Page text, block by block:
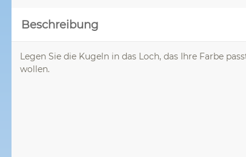
Beschreibung
Legen Sie die Kugeln in das Loch, das Ihre Farbe
wollen.